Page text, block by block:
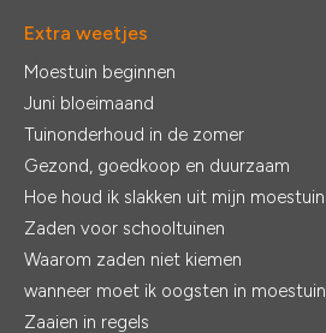
Extra weetjes
Moestuin beginnen
Juni bloeimaand
Tuinonderhoud in de zomer
Gezond, goedkoop en duurzaam
Hoe houd ik slakken uit mijn moestuin
Zaden voor schooltuinen
Waarom zaden niet kiemen
wanneer moet ik oogsten in moestuin
Zaaien in regels